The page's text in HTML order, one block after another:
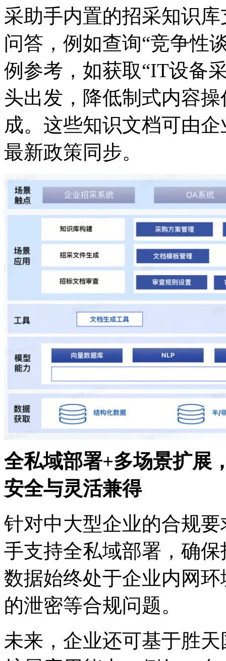
采助手内置的招采知识库
问答，例如查询“竞争
例参考，如获取“IT设备
头出发，降低制式内容
成。这些知识文档可由企
最新政策同步。
全私域部署+多场景扩展
安全与灵活兼得
针对中大型企业的合规要
手支持全私域部署，确
数据始终处于企业内网环
的泄密等合规问题。
未来，企业还可基于